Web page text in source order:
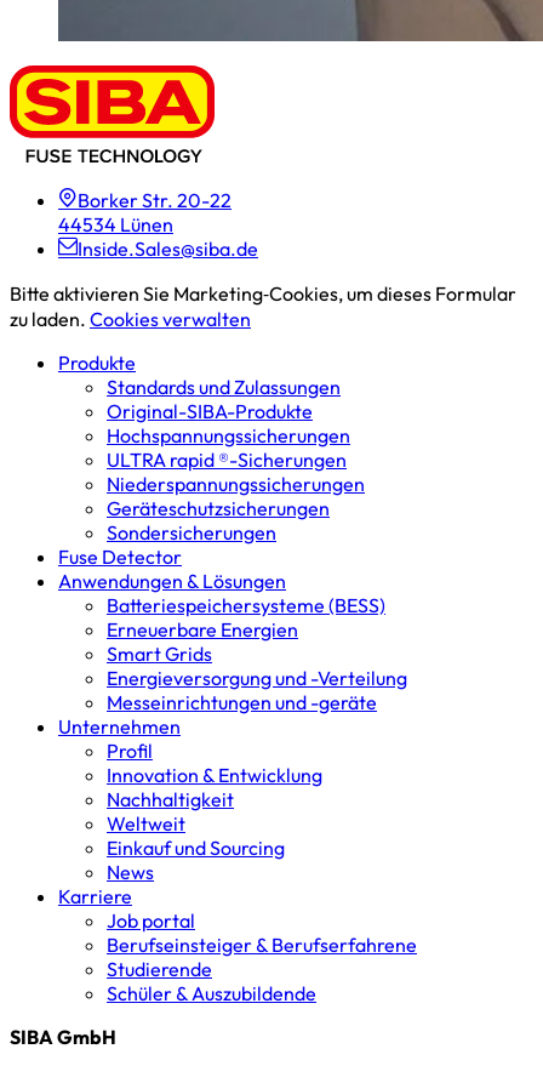
Borker Str. 20-22
44534 Lünen
Inside.Sales@siba.de
Bitte aktivieren Sie Marketing‑Cookies, um dieses Formular
zu laden. Cookies verwalten
Produkte
Standards und Zulassungen
Original-SIBA-Produkte
Hochspannungs­sicherungen
ULTRA rapid ®-Sicherungen
Niederspannungs­sicherungen
Geräteschutz­sicherungen
Sondersicherungen
Fuse Detector
Anwendungen & Lösungen
Batterie­speicher­systeme (BESS)
Erneuerbare Energien
Smart Grids
Energieversorgung und -Verteilung
Messeinrichtungen und -geräte
Unternehmen
Profil
Innovation & Entwicklung
Nachhaltigkeit
Weltweit
Einkauf und Sourcing
News
Karriere
Job portal
Berufseinsteiger & Berufserfahrene
Studierende
Schüler & Auszubildende
SIBA GmbH